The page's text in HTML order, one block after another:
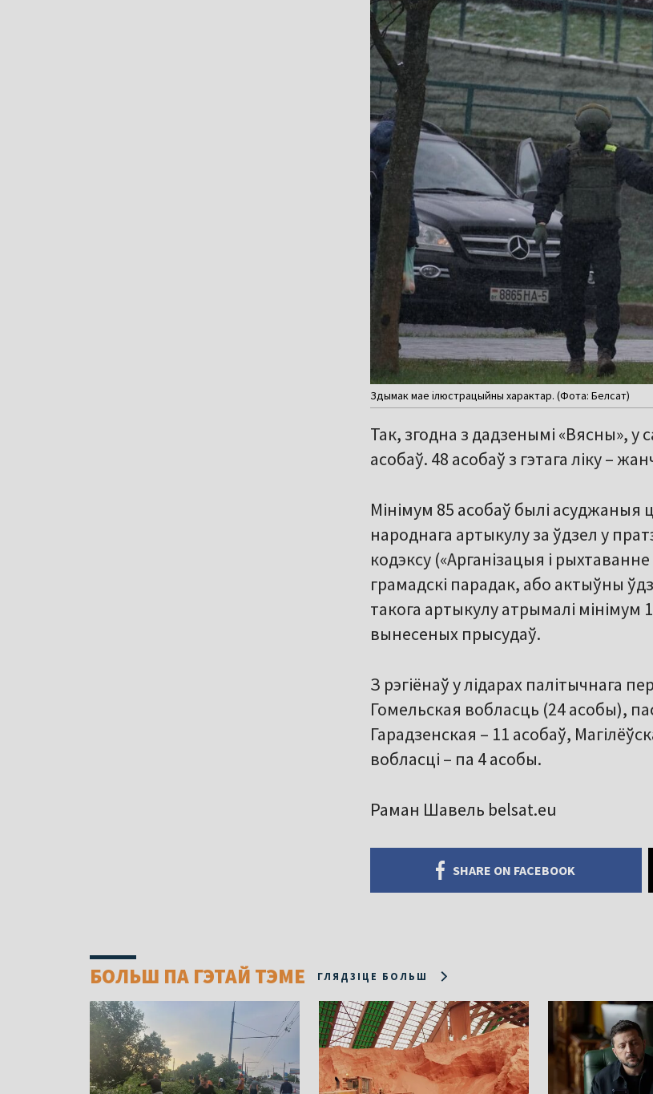
Здымак мае ілюстрацыйны характар. (Фота: Белсат)
Так, згодна з дадзенымі «Вясны», у
асобаў. 48 асобаў з гэтага ліку –
Мінімум 85 асобаў былі асуджаныя
народнага артыкулу за ўдзел у
кодэксу («Арганізацыя і
грамадскі парадак, або актыўны
такога артыкулу атрымалі мінімум
вынесеных прысудаў.
З рэгіёнаў у лідарах палітычнага
Гомельская вобласць (24 асобы),
Гарадзенская – 11 асобаў,
вобласці – па 4 асобы.
Раман Шавель belsat.eu
SHARE ON FACEBOOK
БОЛЬШ ПА ГЭТАЙ ТЭМЕ ГЛЯДЗІЦЕ БОЛЬШ